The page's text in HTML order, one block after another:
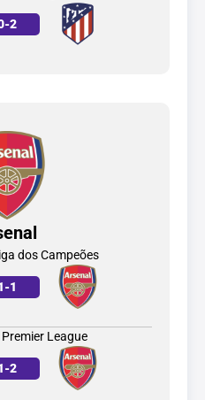
-2
dos Campeões
-1
League
-2